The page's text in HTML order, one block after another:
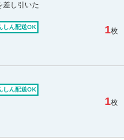
差し引いた
しん配送OK 1枚
しん配送OK
1枚